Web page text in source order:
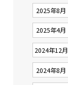
2025年8月
2025年4月
2024年12月
2024年8月